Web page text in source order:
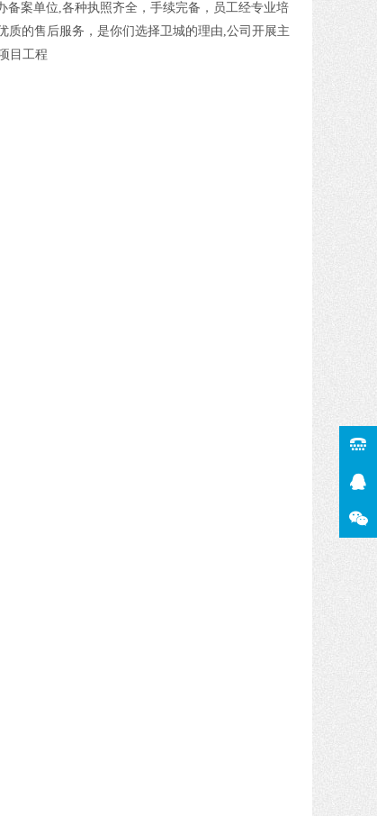
备案单位,各种执照齐全，手续完备，员工经专业培
的售后服务，是你们选择卫城的理由,公司开展主
目工程